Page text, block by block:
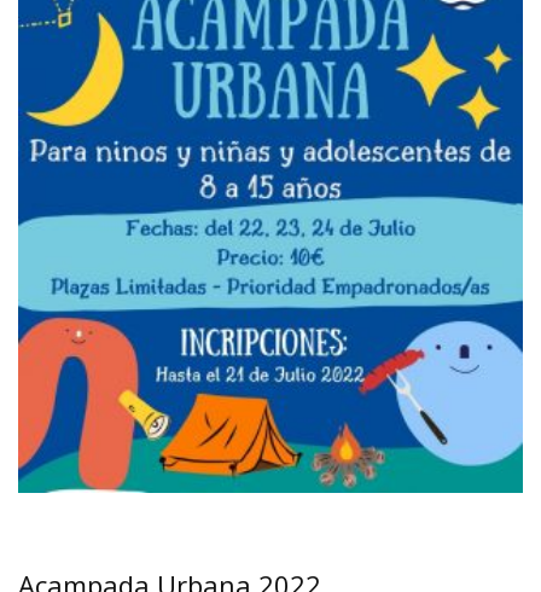
Acampada Urbana 2022